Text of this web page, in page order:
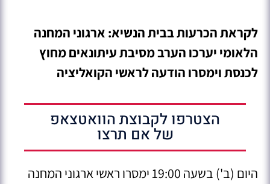
לקראת הכרעות בבית הנשיא: ארגוני המחנה
הלאומי יערכו הערב מסיבת עיתונאים מחוץ
לכנסת וימסרו הודעה לראשי הקואליציה
הצטרפו לקבוצת הוואטצאפ
של אם תרצו
היום (ב') בשעה 19:00 ימסרו ראשי ארגוני המחנה